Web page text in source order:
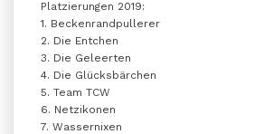
Platzierungen 2019:
1. Beckenrandpullerer
2. Die Entchen
3. Die Geleerten
4. Die Glücksbärchen
5. Team TCW
6. Netzikonen
7. Wassernixen